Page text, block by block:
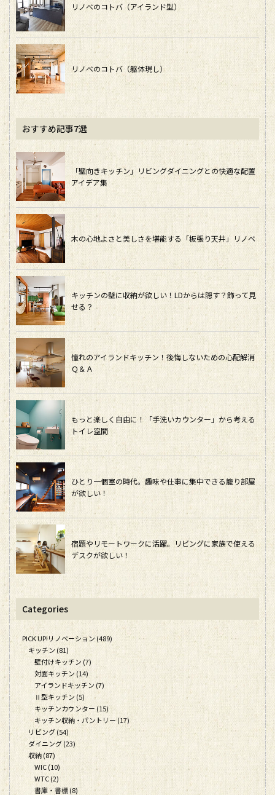
リノベのコトバ（アイランド型）
リノベのコトバ（躯体現し）
おすすめ記事7選
「壁向きキッチン」リビングダイニングとの快適な配置
アイデア集
木の心地よさと美しさを堪能する「板張り天井」リノベ
キッチンの壁に収納が欲しい！LDからは隠す？飾って見
せる？
憧れのアイランドキッチン！後悔しないための心配解消
Ｑ＆Ａ
もっと楽しく自由に！「手洗いカウンター」から考える
トイレ空間
ひとり一個室の時代。趣味や仕事に集中できる籠り部屋
が欲しい！
宿題やリモートワークに活躍。リビングに家族で使える
デスクが欲しい！
Categories
PICK UP!リノベーション (489)
キッチン (81)
壁付けキッチン (7)
対面キッチン (14)
アイランドキッチン (7)
Ⅱ型キッチン (5)
キッチンカウンター (15)
キッチン収納・パントリー (17)
リビング (54)
ダイニング (23)
収納 (87)
WIC (10)
WTC (2)
書庫・書棚 (8)